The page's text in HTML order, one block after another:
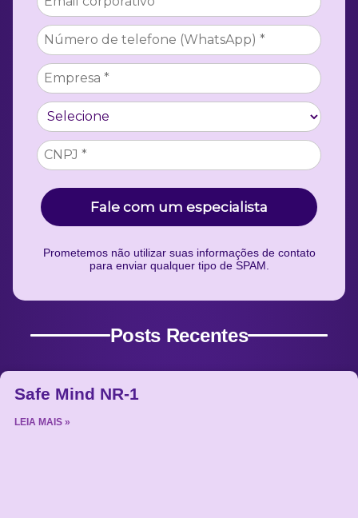
Fale com um especialista
Prometemos não utilizar suas informações de contato
para enviar qualquer tipo de SPAM.
Posts Recentes
Safe Mind NR-1
LEIA MAIS »